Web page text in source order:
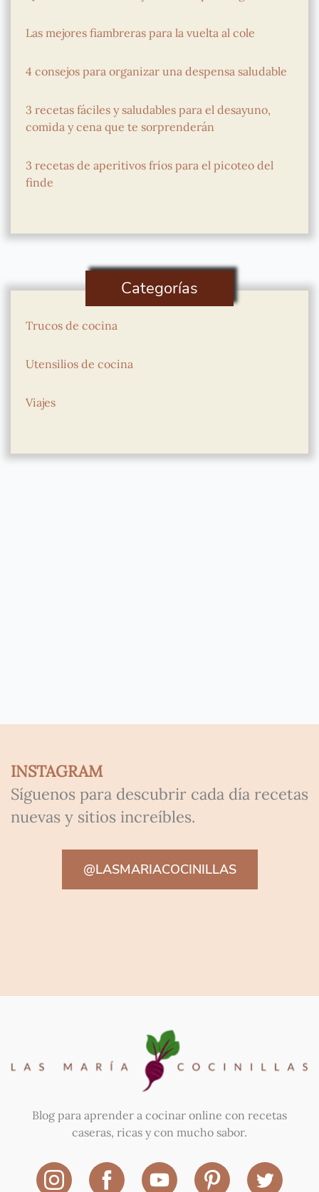
Las mejores fiambreras para la vuelta al cole
4 consejos para organizar una despensa saludable
3 recetas fáciles y saludables para el desayuno,
comida y cena que te sorprenderán
3 recetas de aperitivos fríos para el picoteo del
finde
Categorías
Trucos de cocina
Utensilios de cocina
Viajes
INSTAGRAM
Síguenos para descubrir cada día recetas
nuevas y sitios increíbles.
@LASMARIACOCINILLAS
Blog para aprender a cocinar online con recetas
caseras, ricas y con mucho sabor.